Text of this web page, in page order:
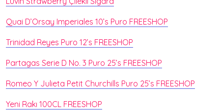
Quai D’Orsay Imperiales 10’s Puro FREESHOP
Trinidad Reyes Puro 12’s FREESHOP
Partagas Serie D No. 3 Puro 25’s FREESHOP
Romeo Y Julieta Petit Churchills Puro 25’s FREESHOP
Yeni Rakı 100CL FREESHOP